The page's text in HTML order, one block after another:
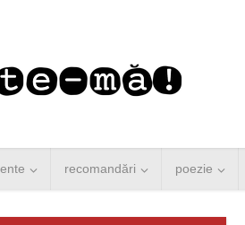
recomandări poezie